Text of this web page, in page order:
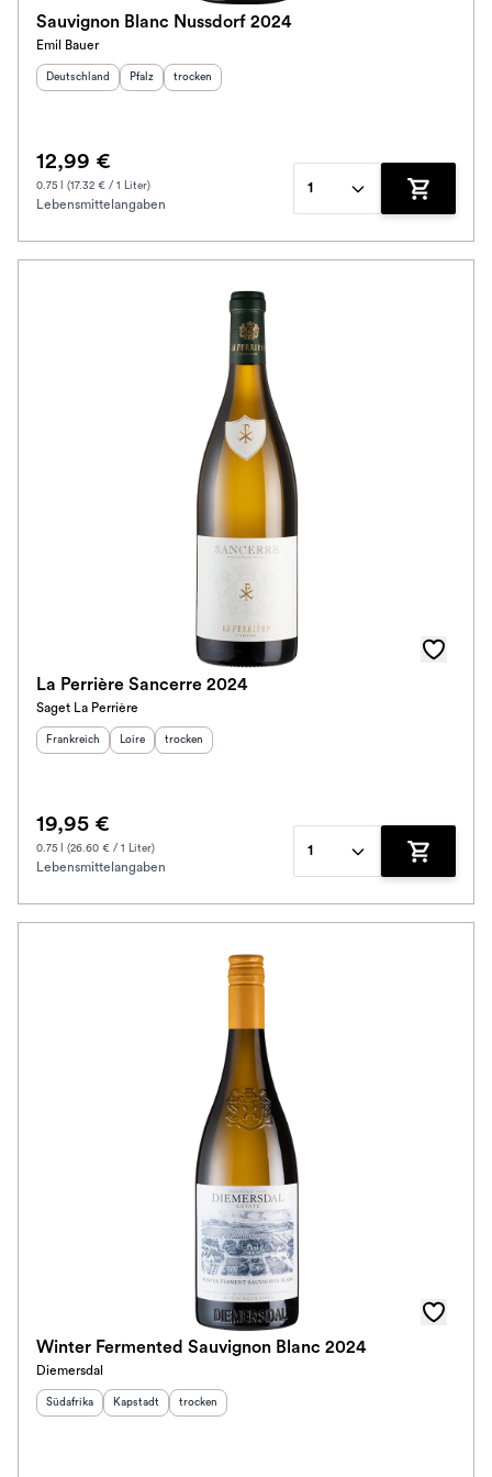
Sauvignon Blanc Nussdorf 2024
Emil Bauer
Herkunftsland
Deutschland Herkunftsregion
Pfalz Geschmack
trocken
12,99 €
0.75 l (17.32 € / 1 Liter)
Lebensmittelangaben
1
Zum
La Perrière Sancerre 2024
Saget La Perrière
Herkunftsland
Frankreich Herkunftsregion:
Loire Geschmack
trocken
19,95 €
0.75 l (26.60 € / 1 Liter)
Lebensmittelangaben
1
Zum
Winter Fermented Sauvignon Blanc 2024
Diemersdal
Herkunftsland:
Südafrika Herkunftsregion:
Kapstadt Geschmack
trocken